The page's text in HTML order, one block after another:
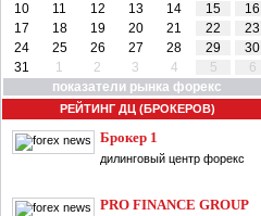
10
11 12 13 14 15
16
17
18 19 20 21 22
23
24
25 26 27 28 29
30
31
1 2 3 4 5
6
показатели рынка форекс
РЕЙТИНГ ДЦ (БРОКЕРОВ)
Брокер 1
дилинговый центр форекс
PRO FINANCE GROUP